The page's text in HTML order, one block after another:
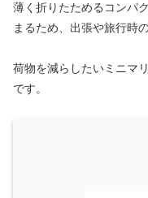
薄く折りたためるコンパ
まるため、出張や旅行時
荷物を減らしたいミニマ
です。